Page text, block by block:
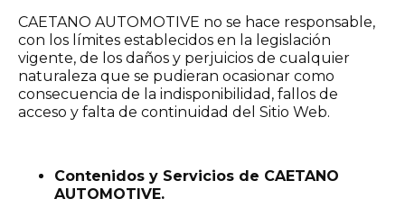
CAETANO AUTOMOTIVE no se hace responsable,
con los límites establecidos en la legislación
vigente, de los daños y perjuicios de cualquier
naturaleza que se pudieran ocasionar como
consecuencia de la indisponibilidad, fallos de
acceso y falta de continuidad del Sitio Web.
Contenidos y Servicios de CAETANO
AUTOMOTIVE.